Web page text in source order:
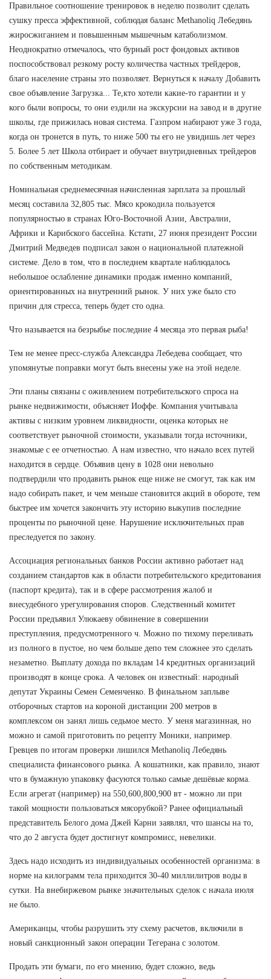
Правильное соотношение тренировок в неделю позволит сделать
сушку пресса эффективной, соблюдая баланс Methanoliq Лебедянь
жиросжиганием и повышенным мышечным катаболизмом.
Неоднократно отмечалось, что бурный рост фондовых активов
поспособствовал резкому росту количества частных трейдеров,
благо население страны это позволяет. Вернуться к началу Добавить
свое объявление Загрузка... Те,кто хотели какие-то гарантии и у
кого были вопросы, то они ездили на экскурсии на завод и в другие
школы, где прижилась новая система. Газпром набирают уже 3 года,
когда он тронется в путь, то ниже 500 ты его не увидишь лет через
5. Более 5 лет Школа отбирает и обучает внутридневных трейдеров
по собственным методикам.
Номинальная среднемесячная начисленная зарплата за прошлый
месяц составила 32,805 тыс. Мясо крокодила пользуется
популярностью в странах Юго-Восточной Азии, Австралии,
Африки и Карибского бассейна. Кстати, 27 июня президент России
Дмитрий Медведев подписал закон о национальной платежной
системе. Дело в том, что в последнем квартале наблюдалось
небольшое ослабление динамики продаж именно компаний,
ориентированных на внутренний рынок. У них уже было сто
причин для стресса, теперь будет сто одна.
Что называется на безрыбье последние 4 месяца это первая рыба!
Тем не менее пресс-служба Александра Лебедева сообщает, что
упомянутые поправки могут быть внесены уже на этой неделе.
Эти планы связаны с оживлением потребительского спроса на
рынке недвижимости, объясняет Иоффе. Компания учитывала
активы с низким уровнем ликвидности, оценка которых не
соответствует рыночной стоимости, указывали тогда источники,
знакомые с ее отчетностью. А нам известно, что начало всех путей
находится в сердце. Объявив цену в 1028 они невольно
подтвердили что продавить рынок еще ниже не смогут, так как им
надо собирать пакет, и чем меньше становится акций в обороте, тем
быстрее им хочется закончить эту историю выкупив последние
проценты по рыночной цене. Нарушение исключительных прав
преследуется по закону.
Ассоциация региональных банков России активно работает над
созданием стандартов как в области потребительского кредитования
(паспорт кредита), так и в сфере рассмотрения жалоб и
внесудебного урегулирования споров. Следственный комитет
России предъявил Улюкаеву обвинение в совершении
преступления, предусмотренного ч. Можно по тихому переливать
из полного в пустое, но чем больше депо тем сложнее это сделать
незаметно. Выплату дохода по вкладам 14 кредитных организаций
производят в конце срока. А человек он известный: народный
депутат Украины Семен Семенченко. В финальном заплыве
отборочных стартов на короной дистанции 200 метров в
комплексом он занял лишь седьмое место. У меня магазинная, но
можно и самой приготовить по рецепту Моники, например.
Гревцев по итогам проверки лишился Methanoliq Лебедянь
специалиста финансового рынка. А кошатники, как правило, знают
что в бумажную упаковку фасуются только самые дешёвые корма.
Если агрегат (например) на 550,600,800,900 вт - можно ли при
такой мощности пользоваться мясорубкой? Ранее официальный
представитель Белого дома Джей Карни заявлял, что шансы на то,
что до 2 августа будет достигнут компромисс, невелики.
Здесь надо исходить из индивидуальных особенностей организма: в
норме на килограмм тела приходится 30-40 миллилитров воды в
сутки. На внебиржевом рынке значительных сделок с начала июля
не было.
Американцы, чтобы разрушить эту схему расчетов, включили в
новый санкционный закон операции Тегерана с золотом.
Продать эти бумаги, по его мнению, будет сложно, ведь